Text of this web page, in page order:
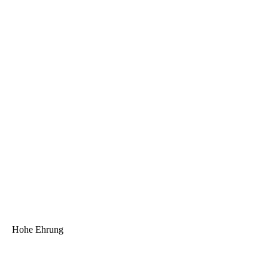
Hohe Ehrung